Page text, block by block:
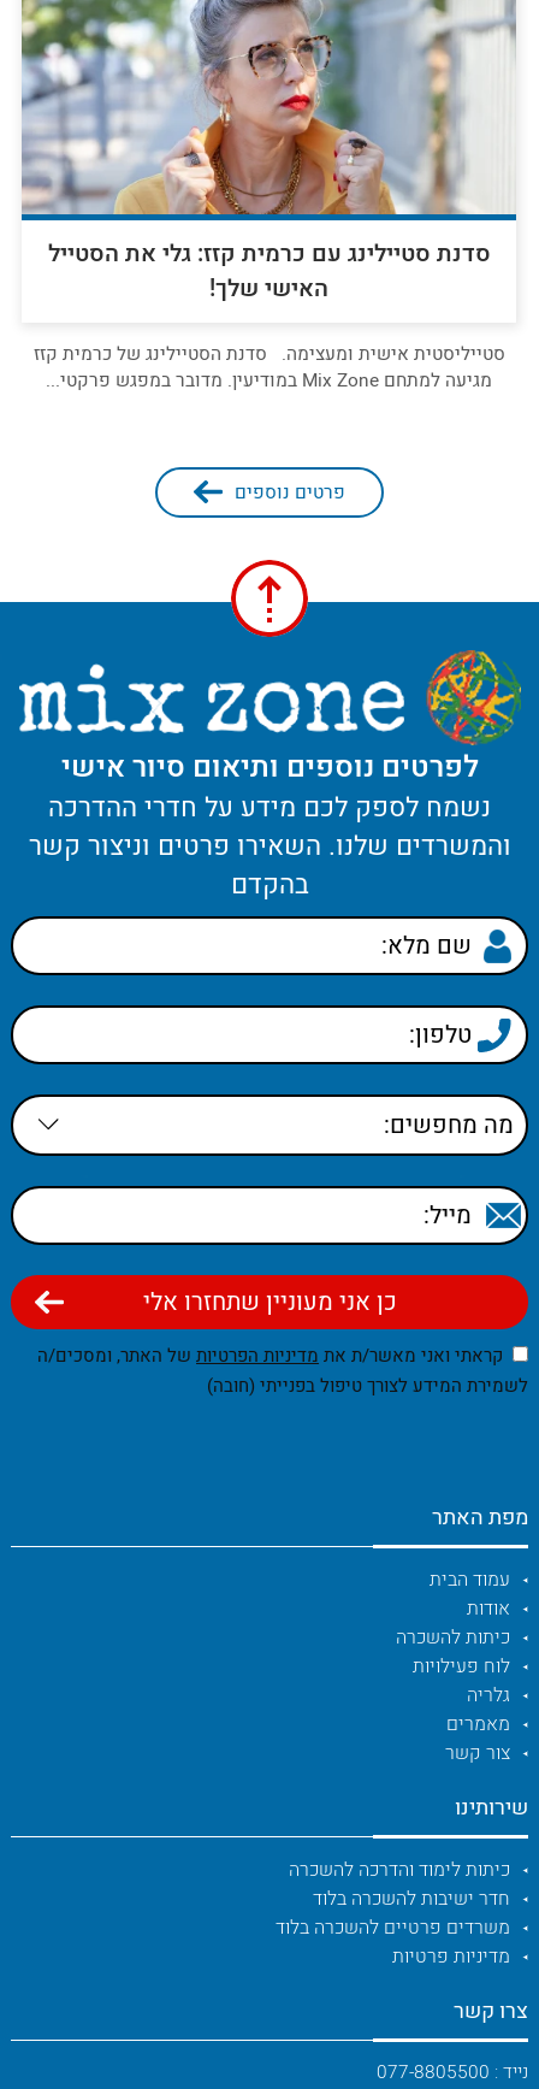
סדנת סטיילינג עם כרמית קזז: גלי את הסטייל
האישי שלך!
סטייליסטית אישית ומעצימה. סדנת הסטיילינג של כרמית קזז
מגיעה למתחם Mix Zone במודיעין. מדובר במפגש פרקטי...
פרטים נוספים
לפרטים נוספים ותיאום סיור אישי
נשמח לספק לכם מידע על חדרי ההדרכה
והמשרדים שלנו. השאירו פרטים וניצור קשר
בהקדם
קראתי ואני מאשר/ת את מדיניות הפרטיותשל האתר, ומסכים/ה
לשמירת המידע לצורך טיפול בפנייתי (חובה)
מפת האתר
עמוד הבית
אודות
כיתות להשכרה
לוח פעילויות
גלריה
מאמרים
צור קשר
שירותינו
כיתות לימוד והדרכה להשכרה
חדר ישיבות להשכרה בלוד
משרדים פרטיים להשכרה בלוד
מדיניות פרטיות
צרו קשר
נייד : 077-8805500